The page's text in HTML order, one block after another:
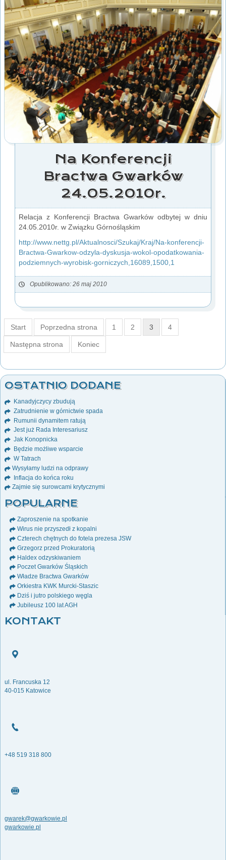
Na Konferencji
Bractwa Gwarków
24.05.2010r.
Relacja z Konferencji Bractwa Gwarków odbytej w dniu
24.05.2010r. w Związku Górnośląskim
http://www.nettg.pl/Aktualnosci/Szukaj/Kraj/Na-konferencji-
Bractwa-Gwarkow-odzyla-dyskusja-wokol-opodatkowania-
podziemnych-wyrobisk-gorniczych,16089,1500,1
Opublikowano: 26 maj 2010
Start Poprzedna strona 1 2 3 4
Następna strona Koniec
OSTATNIO DODANE
Kanadyjczycy zbudują
Zatrudnienie w górnictwie spada
Rumunii dynamitem ratują
Jest już Rada Interesariusz
Jak Konopnicka
Będzie możliwe wsparcie
W Tatrach
Wysyłamy ludzi na odprawy
Inflacja do końca roku
Zajmie się surowcami krytycznymi
POPULARNE
Zaproszenie na spotkanie
Wirus nie przyszedł z kopalni
Czterech chętnych do fotela prezesa JSW
Grzegorz przed Prokuratorią
Haldex odzyskiwaniem
Poczet Gwarków Śląskich
Władze Bractwa Gwarków
Orkiestra KWK Murcki-Staszic
Dziś i jutro polskiego węgla
Jubileusz 100 lat AGH
KONTAKT
ul. Francuska 12
40-015 Katowice
+48 519 318 800
gwarek@gwarkowie.pl
gwarkowie.pl